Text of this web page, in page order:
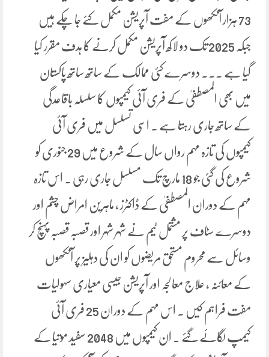
73 ہزار آنکھوں کے مفت آپریشن مکمل کئے جا چکے ہیں
جبکہ 2025 تک دو لاکھ آپریشن مکمل کرنے کا ہدف مقرر کیا
گیا ہے ۔۔۔ دوسرے کئی ممالک کے ساتھ ساتھ پاکستان
میں بھی المصطفیٰ کے فری آئی کیمپوں کا سلسلہ باقاعدگی
کے ساتھ جاری رہتا ہے ۔ اسی تسلسل میں فری آئی
کیمپوں کی تازہ مہم رواں سال کے شروع میں 29 جنوری کو
شروع کی گئی جو 18 مارچ تک مسلسل جاری رہی ۔ اس تازہ
مہم کے دوران المصطفیٰ کے ڈاکٹرز ، ماہرین امراض چشم اور
دوسرے سٹاف پر مشتمل ٹیم نے شہر شہر اور قصبہ قصبہ پہنچ کر
وسائل سے محروم مستحق مریضوں کو ان کی دہلیز پر آنکھوں
کے معائنہ ، علاج معالجہ اور آپریشن جیسی معیاری سہولیات
مفت فراہم کیں ۔ اس مہم کے دوران 25 فری آئی
کیمپ لگائے گئے ۔ ان کیمپوں میں 2048 سفید موتیا کے